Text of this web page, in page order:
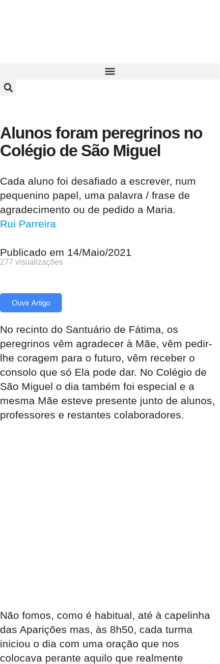
Alunos foram peregrinos no
Colégio de São Miguel
Cada aluno foi desafiado a escrever, num
pequenino papel, uma palavra / frase de
agradecimento ou de pedido a Maria.
Rui Parreira
Publicado em 14/Maio/2021
277 visualizações
Ouvir Artigo
No recinto do Santuário de Fátima, os
peregrinos vêm agradecer à Mãe, vêm pedir-
lhe coragem para o futuro, vêm receber o
consolo que só Ela pode dar. No Colégio de
São Miguel o dia também foi especial e a
mesma Mãe esteve presente junto de alunos,
professores e restantes colaboradores.
Não fomos, como é habitual, até à capelinha
das Aparições mas, às 8h50, cada turma
iniciou o dia com uma oração que nos
colocava perante aquilo que realmente